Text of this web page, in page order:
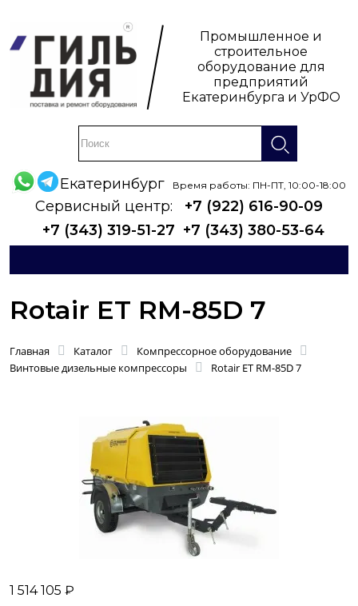
Промышленное и
строительное
оборудование для
предприятий
Екатеринбурга и УрФО
Екатеринбург Время работы: ПН-ПТ, 10:00-18:00
Сервисный центр:
+7 (922) 616-90-09
+7 (343) 319-51-27 +7 (343) 380-53-64
Rotair ET RM-85D 7
Главная Каталог
Компрессорное оборудование
Винтовые дизельные компрессоры
Rotair ET RM-85D 7
1 514 105 ₽